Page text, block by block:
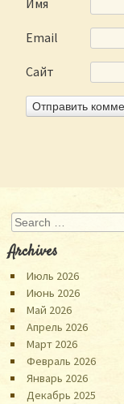
Имя
Email
Сайт
Search
Archives
Июль 2026
Июнь 2026
Май 2026
Апрель 2026
Март 2026
Февраль 2026
Январь 2026
Декабрь 2025